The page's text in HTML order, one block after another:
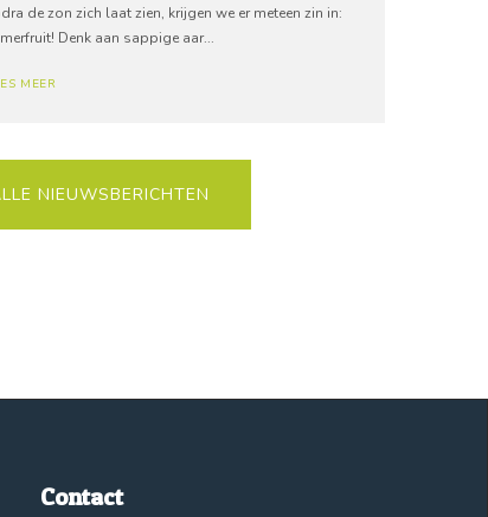
de zon zich laat zien, krijgen we er meteen zin in:
Denk aan sappige aar...
MEER
NIEUWSBERICHTEN
Contact